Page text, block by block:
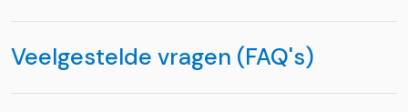
Veelgestelde vragen (FAQ's)